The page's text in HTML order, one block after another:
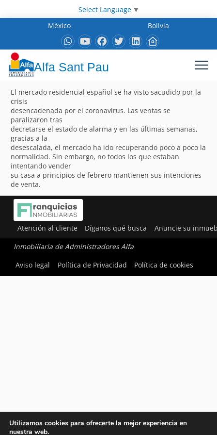
Select Language ▼
México
Bolivia
Alfa Sant Pau
El mercado residencial español se ha visto sacudido por la
crisis
desencadenada por el coronavirus. Las ventas se
paralizaron tras
decretarse el estado de alarma y en las últimas semanas,
gracias a la
desescalada, el mercado ha ido recuperando poco a poco la
normalidad. Sin embargo, no todos los que estaban
intentando vender
su casa a principios de febrero mantienen sus intenciones
de venta.
Atención al cliente Díganos qué busca Anuncie su
Inmobiliaria de Administradores Alfa
Aviso legal
Política de Privacidad Política de cookies
Utilizamos cookies para ofrecerte la mejor experiencia en
nuestra web.